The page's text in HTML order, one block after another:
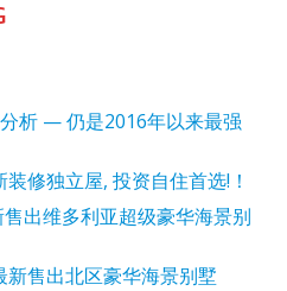
析 — 仍是2016年以来最强
修独立屋, 投资自住首选!！
出维多利亚超级豪华海景别
新售出北区豪华海景别墅